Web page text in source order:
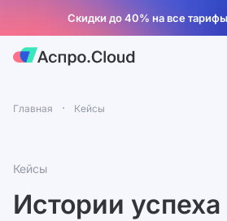
Скидки до 40% на все
Главная Кейсы
Кейсы
Истории